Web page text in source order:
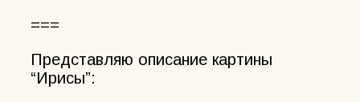
===
Представляю описание картины
“Ирисы”: